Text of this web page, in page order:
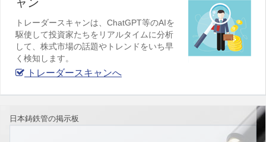
トレーダースキャンは、ChatGPT等のAIを
駆使して投資家たちをリアルタイムに分析
して、株式市場の話題やトレンドをいち早
く検知します。
トレーダースキャンへ
日本鋳鉄管の掲示板